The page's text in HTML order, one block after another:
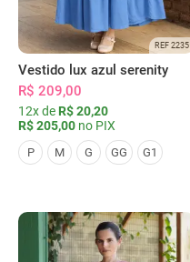
REF 2235
Vestido lux azul serenity
R$ 209,00
12x de R$ 20,20
R$ 205,00 no PIX
P M G GG G1